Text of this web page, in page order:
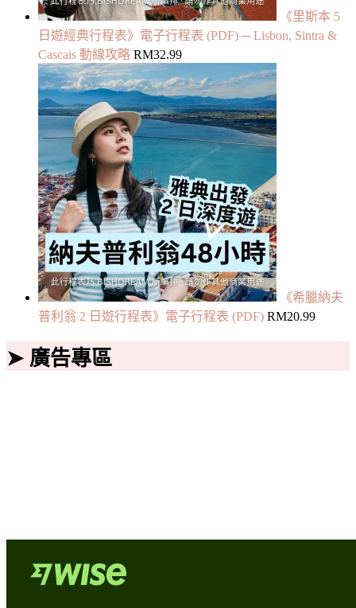
《里斯本 5
日遊經典行程表》電子行程表 (PDF) ─ Lisbon, Sintra &
Cascais 動線攻略 RM32.99
《希臘納夫
普利翁 2 日遊行程表》電子行程表 (PDF) RM20.99
➤ 廣告專區